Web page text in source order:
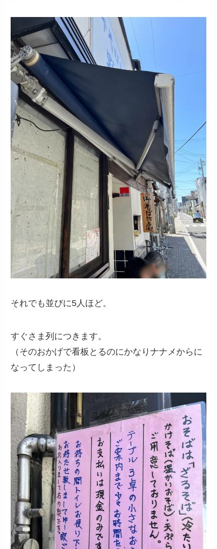
それでも並びに5人ほど。
すぐさま列につきます。
（そのおかげで看板とるのにかなりナナメからに
なってしまった）